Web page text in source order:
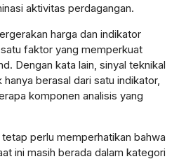
aktivitas perdagangan.
harga dan indikator
faktor yang memperkuat
Dengan kata lain, sinyal teknikal
berasal dari satu indikator,
komponen analisis yang
perlu memperhatikan bahwa
ini masih berada dalam kategori